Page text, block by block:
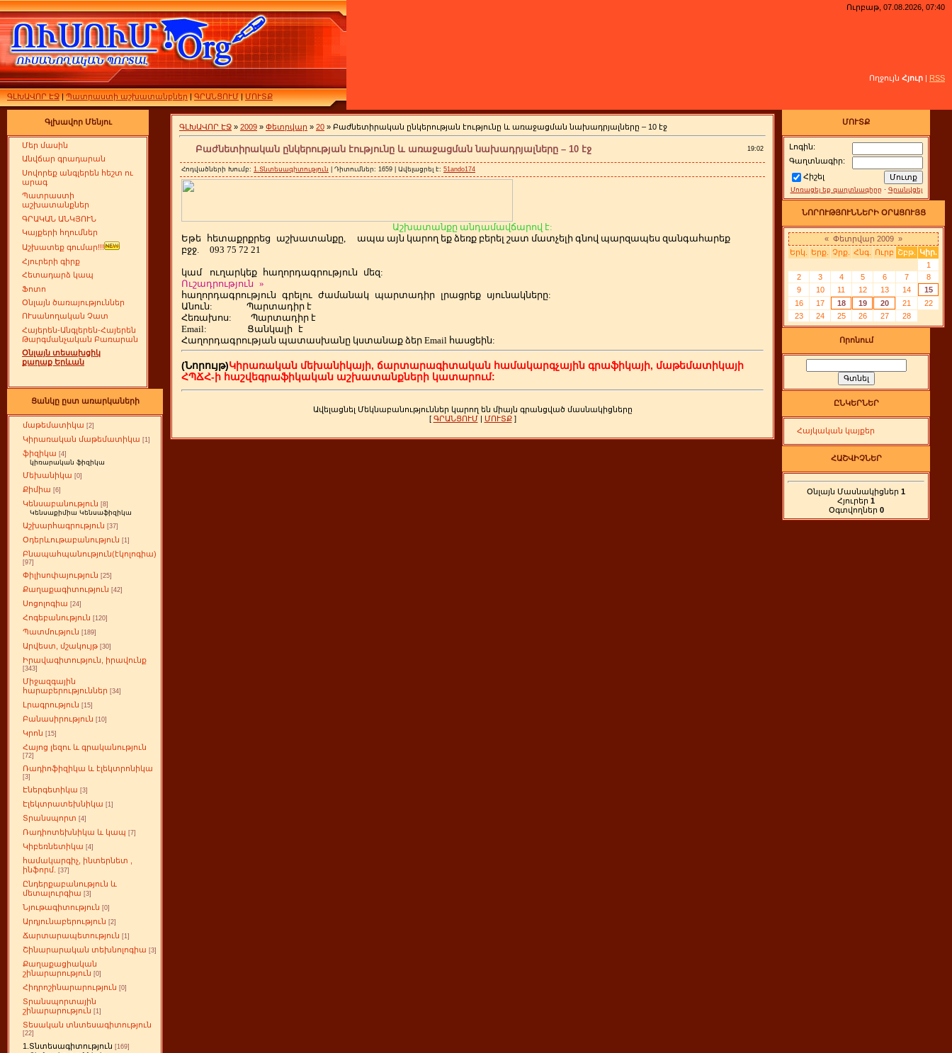
ԳԼԽԱՎՈՐ ԷՋ|Պատրաստի աշխատանքներ|ԳՐԱՆՑՈՒՄ|ՄՈՒՏՔ
Ուրբաթ, 07.08.2026, 07:40
Ողջույն Հյուր | RSS
Գլխավոր Մենյու
Մեր մասին
Անվճար գրադարան
Սովորեք անգլերեն հեշտ ու
արագ
Պատրաստի
աշխատանքներ
ԳՐԱԿԱՆ ԱՆԿՅՈՒՆ
Կայքերի հղումներ
Աշխատեք գումար!!!
Հյուրերի գիրք
Հետադարձ կապ
Ֆոտո
Օնլայն ծառայություններ
ՈՒսանողական Չատ
Հայերեն-Անգլերեն-Հայերեն
Թարգմանչական Բառարան
Օնլայն տեսախցիկ
քաղաք Երևան
Ցանկը ըստ առարկաների
մաթեմատիկա [2]
Կիրառական մաթեմատիկա [1]
ֆիզիկա [4]
կիռարական ֆիզիկա
Մեխանիկա [0]
Քիմիա [6]
Կենսաբանություն [8]
Կենսաքիմիա Կենսաֆիզիկա
Աշխարհագրություն [37]
Օդերևութաբանություն [1]
Բնապահպանություն(էկոլոգիա)
[97]
Փիլիսոփայություն [25]
Քաղաքագիտություն [42]
Սոցոլոգիա [24]
Հոգեբանություն [120]
Պատմություն [189]
Արվեստ, մշակույթ [30]
Իրավագիտություն, իրավունք
[343]
Միջազգային
հարաբերություններ [34]
Լրագրություն [15]
Բանասիրություն [10]
Կրոն [15]
Հայոց լեզու և գրականություն
[72]
Ռադիոֆիզիկա և էլեկտրոնիկա
[3]
Էներգետիկա [3]
Էլեկտրատեխնիկա [1]
Տրանսպորտ [4]
Ռադիոտեխնիկա և կապ [7]
Կիբեռնետիկա [4]
համակարգիչ, ինտերնետ ,
ինֆորմ.
[37]
Ընդերքաբանություն և
մետալուրգիա [3]
Նյութագիտություն [0]
Արդյունաբերություն [2]
Ճարտարապետություն [1]
Շինարարական տեխնոլոգիա [3]
Քաղաքացիական
շինարարություն [0]
Հիդրոշինարարություն [0]
Տրանսպորտային
շինարարություն [1]
Տեսական տնտեսագիտություն
[22]
1.Տնտեսագիտություն [169]
ԳԼԽԱՎՈՐ ԷՋ » 2009 » Փետրվար » 20 » Բաժնետիրական ընկերության էությունը և առաջացման նախադրյալները – 10 էջ
Բաժնետիրական ընկերության էությունը և առաջացման նախադրյալները – 10 էջ 19:02
Հոդվածների Խումբ: 1.Տնտեսագիտություն | Դիտումներ: 1659 | Ավելացրել է: 51ando174
Աշխատանքը անդամավճարով է:
Եթե հետաքրքրեց աշխատանքը,
ապա այն կարող եք ձեռք բերել շատ մատչելի գնով պարզապես զանգահարեք
բջջ.
093 75 72 21
կամ ուղարկեք հաղորդագրություն
մեզ:
Ուշադրություն »
հաղորդագրություն գրելու ժամանակ պարտադիր լրացրեք սյունակները:
Անուն:
Պարտադիր է
Հեռախոս: Պարտադիր է
Email: Ցանկալի է
Հաղորդագրության պատասխանը կստանաք ձեր Email հասցեին:
(Նորույթ)Կիրառական մեխանիկայի, ճարտարագիտական համակարգչային գրաֆիկայի, մաթեմատիկայի
ՀՊՃՀ-ի հաշվեգրաֆիկական աշխատանքների կատարում:
Ավելացնել Մեկնաբանություններ կարող են միայն գրանցված մասնակիցները
[ ԳՐԱՆՑՈՒՄ| ՄՈՒՏՔ]
ՄՈՒՏՔ
Լոգին:
Գաղտնագիր:
Հիշել
Մոռացել եք գաղտնագիրը · Գրանվցել
ՆՈՐՈՒԹՅՈՒՆՆԵՐԻ ՕՐԱՑՈՒՅՑ
« Փետրվար 2009 »
Երկ.
Երք. Չրք. Հնգ. Ուրբ Շբթ.
Կիր.
1
2
3 4 5 6 7
8
9
10 11 12 13 14
15
16
17 18 19 20 21
22
23
24 25 26 27 28
Որոնում
ԸՆԿԵՐՆԵՐ
Հայկական կայքեր
ՀԱՇՎԻՉՆԵՐ
Օնլայն Մասնակիցներ 1
Հյուրեր 1
Օգտվողներ 0